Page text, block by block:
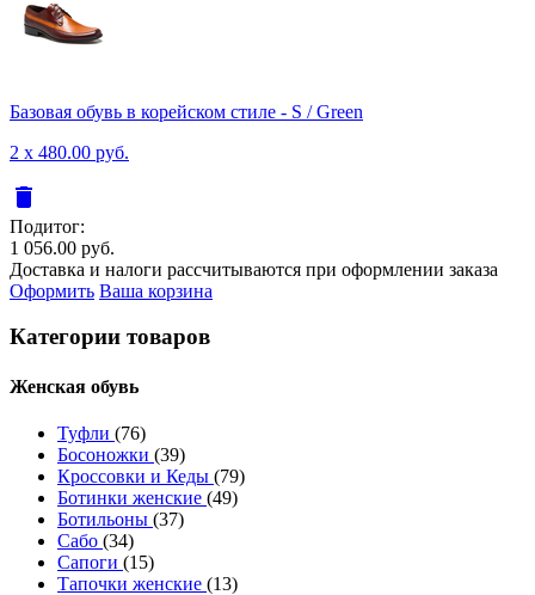
Базовая обувь в корейском стиле - S / Green
2 x 480.00 руб.
delete
Подитог:
1 056.00 руб.
Доставка и налоги рассчитываются при оформлении заказа
Оформить Ваша корзина
Категории товаров
Женcкая обувь
Туфли (76)
Босоножки (39)
Кроссовки и Кеды (79)
Ботинки женские (49)
Ботильоны (37)
Сабо (34)
Сапоги (15)
Тапочки женские (13)